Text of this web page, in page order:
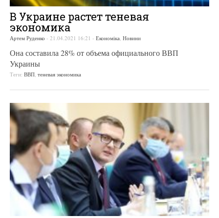
В Украине растет теневая
экономика
Артем Руденко - 21.04.2021 16:21 - Економіка, Новини
Она составила 28% от объема официального ВВП
Украины
Теги: ВВП, теневая экономика